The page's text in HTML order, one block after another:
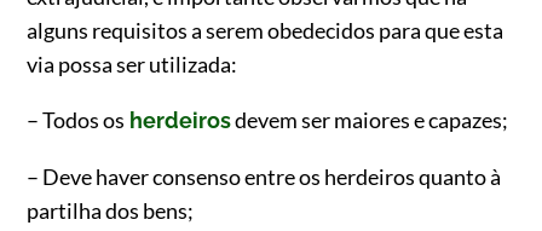
alguns requisitos a serem obedecidos para que esta
via possa ser utilizada:
– Todos os herdeirosdevem ser maiores e capazes;
– Deve haver consenso entre os herdeiros quanto à
partilha dos bens;